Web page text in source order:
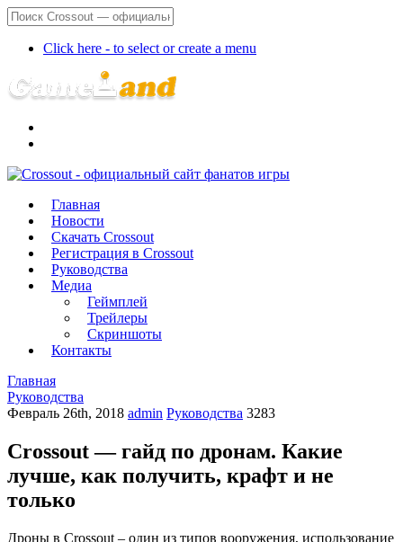
Click here - to select or create a menu
Главная
Новости
Скачать Crossout
Регистрация в Crossout
Руководства
Медиа
Геймплей
Трейлеры
Скриншоты
Контакты
Главная
Руководства
Февраль 26th, 2018 admin Руководства 3283
Crossout — гайд по дронам. Какие
лучше, как получить, крафт и не
только
Дроны в Crossout – один из типов вооружения, использование